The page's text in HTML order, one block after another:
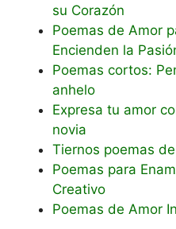
su Corazón
Poemas de Amor
Encienden la
Poemas cortos:
anhelo
Expresa tu amor
novia
Tiernos poemas
Poemas para
Creativo
Poemas de Amor